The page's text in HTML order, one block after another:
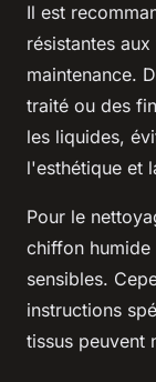
Il est
résistantes
maintenance.
traité ou des
les liquides,
l'esthétique et
Pour le
chiffon
sensibles.
instructions
tissus peuvent